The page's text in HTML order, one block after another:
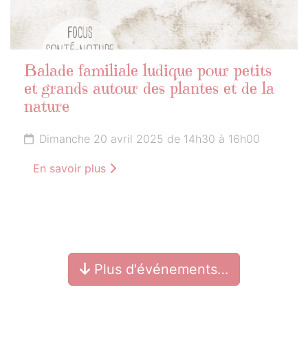
Balade familiale ludique pour petits
et grands autour des plantes et de la
nature
Dimanche 20 avril 2025 de 14h30 à 16h00
En savoir plus
Plus d'événements…